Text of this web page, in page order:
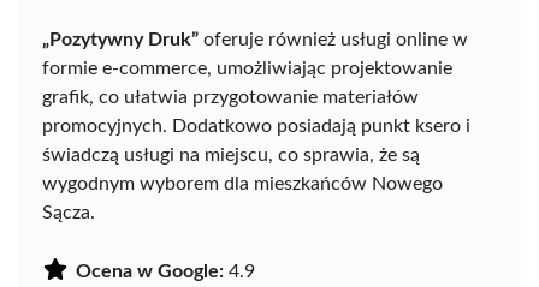
„Pozytywny Druk” oferuje również usługi online w
formie e-commerce, umożliwiając projektowanie
grafik, co ułatwia przygotowanie materiałów
promocyjnych. Dodatkowo posiadają punkt ksero i
świadczą usługi na miejscu, co sprawia, że są
wygodnym wyborem dla mieszkańców Nowego
Sącza.
Ocena w Google: 4.9